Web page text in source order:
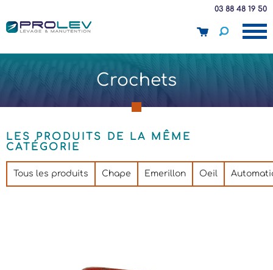
03 88 48 19 50
panier
Crochets
LES PRODUITS DE LA MÊME
CATÉGORIE
Tous les produits Chape Emerillon Oeil